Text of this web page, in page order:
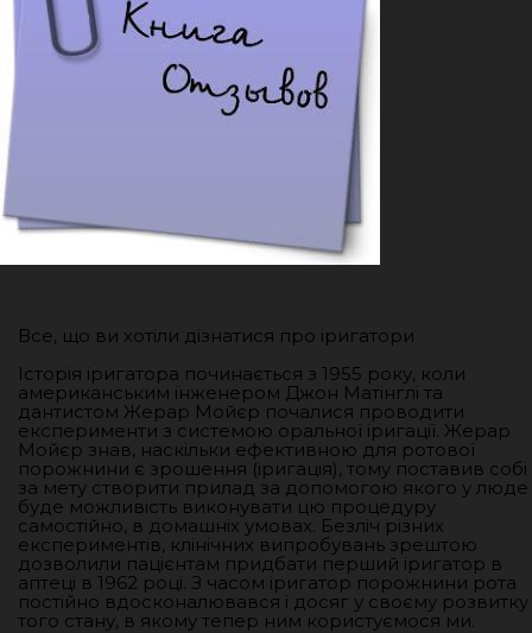
Все, що ви хотіли дізнатися про іригатори
Історія іригатора починається з 1955 року, коли
американським інженером Джон Матінглі та
дантистом Жерар Мойєр почалися проводити
експерименти з системою оральної іригації. Жерар
Мойєр знав, наскільки ефективною для ротової
порожнини є зрошення (іригація), тому поставив собі
за мету створити прилад за допомогою якого у
буде можливість виконувати цю процедуру
самостійно, в домашніх умовах. Безліч різних
експериментів, клінічних випробувань зрештою
дозволили пацієнтам придбати перший іригатор в
аптеці в 1962 році. З часом іригатор порожнини рота
постійно вдосконалювався і досяг у своєму розвитку
того стану, в якому тепер ним користуємося ми.